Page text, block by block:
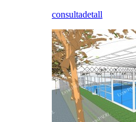
consultadetall